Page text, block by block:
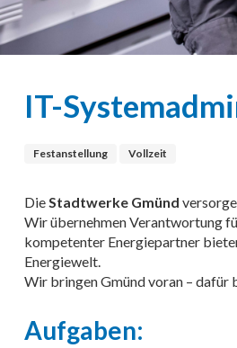
IT-
Festanstellung Vollzeit
DieStadtwerke Gmünd
Wir übernehmen Verantwortung
kompetenter Energiepartner
Energiewelt.
Wir bringen Gmünd voran – dafür
Aufgaben: